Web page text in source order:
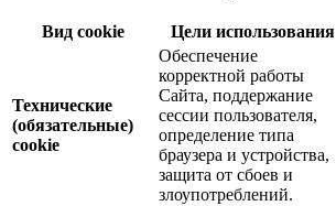
Вид cookie Цели использования
Технические
(обязательные)
cookie
Обеспечение
корректной работы
Сайта, поддержание
сессии пользователя,
определение типа
браузера и устройства,
защита от сбоев и
злоупотреблений.